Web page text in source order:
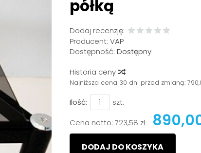
półką
Dodaj recenzję:
Producent: VAP
Dostępność: Dostępny
Historia ceny
Najniższa cena 30 dni przed zmianą:
Ilość:
szt.
Cena netto:723,58 zł
DODAJ DO KOSZYKA